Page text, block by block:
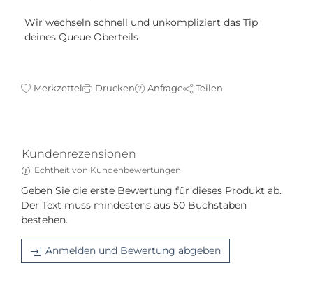
Wir wechseln schnell und unkompliziert das Tip
deines Queue Oberteils
Merkzettel Drucken Anfrage Teilen
Kundenrezensionen
Echtheit von Kundenbewertungen
Geben Sie die erste Bewertung für dieses Produkt ab.
Der Text muss mindestens aus 50 Buchstaben
bestehen.
Anmelden und Bewertung abgeben